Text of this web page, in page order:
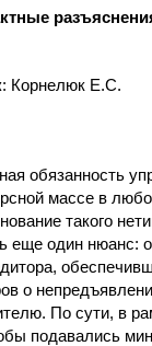
: Корнелюк Е.С.
обязанность
массе в
такого
еще один нюанс:
о
По сути, в
подавались